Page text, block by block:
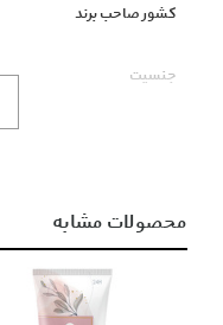
کشور صاحب برند
جنسیت
محصولات مشابه